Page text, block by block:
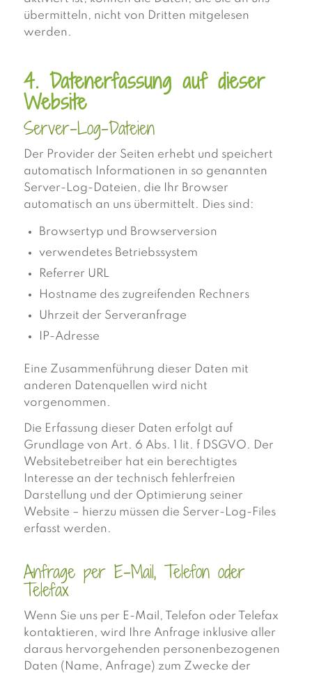
übermitteln, nicht von Dritten mitgelesen
werden.
4. Datenerfassung auf dieser
Website
Server-Log-Dateien
Der Provider der Seiten erhebt und speichert
automatisch Informationen in so genannten
Server-Log-Dateien, die Ihr Browser
automatisch an uns übermittelt. Dies sind:
Browsertyp und Browserversion
verwendetes Betriebssystem
Referrer URL
Hostname des zugreifenden Rechners
Uhrzeit der Serveranfrage
IP-Adresse
Eine Zusammenführung dieser Daten mit
anderen Datenquellen wird nicht
vorgenommen.
Die Erfassung dieser Daten erfolgt auf
Grundlage von Art. 6 Abs. 1 lit. f DSGVO. Der
Websitebetreiber hat ein berechtigtes
Interesse an der technisch fehlerfreien
Darstellung und der Optimierung seiner
Website – hierzu müssen die Server-Log-Files
erfasst werden.
Anfrage per E-Mail, Telefon oder
Telefax
Wenn Sie uns per E-Mail, Telefon oder Telefax
kontaktieren, wird Ihre Anfrage inklusive aller
daraus hervorgehenden personenbezogenen
Daten (Name, Anfrage) zum Zwecke der